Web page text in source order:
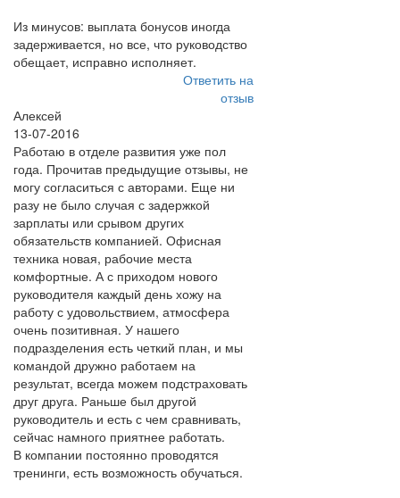
Из минусов: выплата бонусов иногда
задерживается, но все, что руководство
обещает, исправно исполняет.
Ответить на
отзыв
Алексей
13-07-2016
Работаю в отделе развития уже пол
года. Прочитав предыдущие отзывы, не
могу согласиться с авторами. Еще ни
разу не было случая с задержкой
зарплаты или срывом других
обязательств компанией. Офисная
техника новая, рабочие места
комфортные. А с приходом нового
руководителя каждый день хожу на
работу с удовольствием, атмосфера
очень позитивная. У нашего
подразделения есть четкий план, и мы
командой дружно работаем на
результат, всегда можем подстраховать
друг друга. Раньше был другой
руководитель и есть с чем сравнивать,
сейчас намного приятнее работать.
В компании постоянно проводятся
тренинги, есть возможность обучаться.